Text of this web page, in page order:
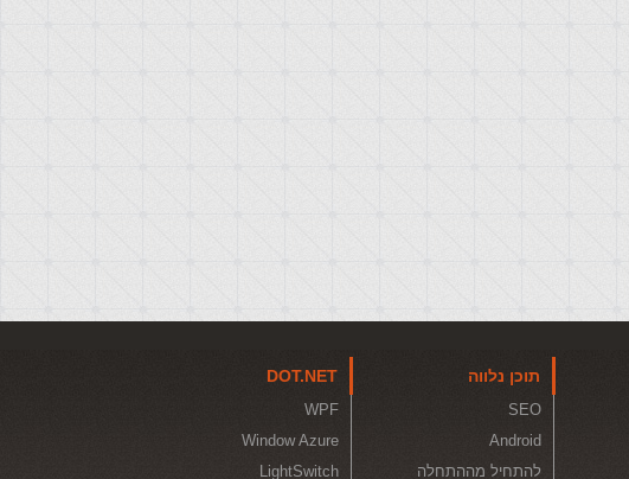
תוכן נלווה
SEO
Android
להתחיל מההתחלה
DOT.NET
WPF
Window Azure
LightSwitch